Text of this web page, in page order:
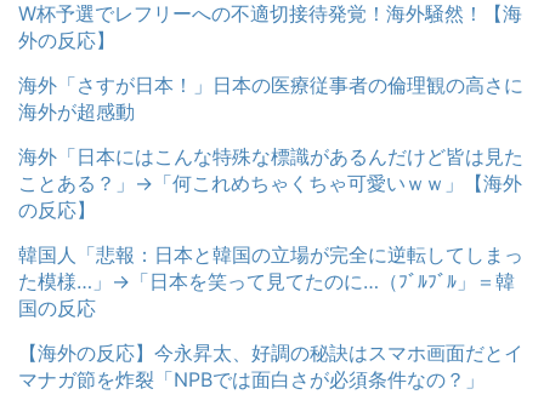
W杯予選でレフリーへの不適切接待発覚！海外騒然！【海
外の反応】
海外「さすが日本！」日本の医療従事者の倫理観の高さに
海外が超感動
海外「日本にはこんな特殊な標識があるんだけど皆は見た
ことある？」→「何これめちゃくちゃ可愛いｗｗ」【海外
の反応】
韓国人「悲報：日本と韓国の立場が完全に逆転してしまっ
た模様…」→「日本を笑って見てたのに…（ﾌﾞﾙﾌﾞﾙ」＝韓
国の反応
【海外の反応】今永昇太、好調の秘訣はスマホ画面だとイ
マナガ節を炸裂「NPBでは面白さが必須条件なの？」